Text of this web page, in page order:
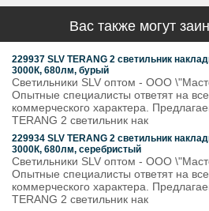
Вас также могут
229937 SLV TERANG 2 светильник
3000К, 680лм, бурый
Светильники SLV оптом - ООО
Опытные специалисты ответят на
коммерческого характера.
TERANG 2 светильник нак
229934 SLV TERANG 2 светильник
3000К, 680лм, серебристый
Светильники SLV оптом - ООО
Опытные специалисты ответят на
коммерческого характера.
TERANG 2 светильник нак